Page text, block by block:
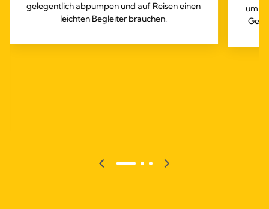
gelegentlich abpumpen und auf Reisen einen
leichten Begleiter brauchen.
um